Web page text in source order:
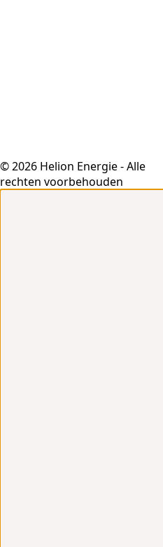
© 2026 Helion Energie - Alle
rechten voorbehouden